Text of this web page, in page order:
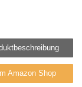
Amazon Shop